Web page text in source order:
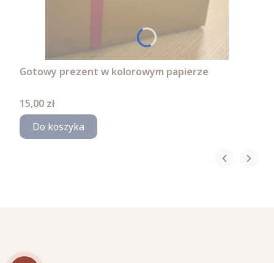
Gotowy prezent w kolorowym papierze
Cena
15,00 zł
Do koszyka